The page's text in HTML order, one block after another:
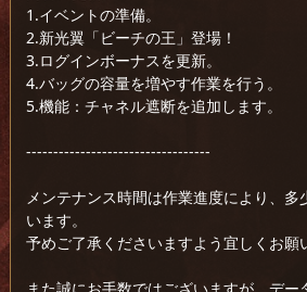
1.イベントの準備。
2.新光翼「ビーチの王」登場！
3.ログインボーナスを更新。
4.バッグの容量を増やす作業を行う。
5.機能：チャネル遮断を追加します。
----------------------------------
メンテナンス時間は作業進度により、多
います。
予めご了承くださいますよう宜しくお願